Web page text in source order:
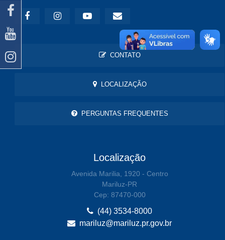
CONTATO
LOCALIZAÇÃO
PERGUNTAS FREQUENTES
Localização
Avenida Marilia, 1920 - Centro
Mariluz-PR
Cep: 87470-000
(44) 3534-8000
mariluz@mariluz.pr.gov.br